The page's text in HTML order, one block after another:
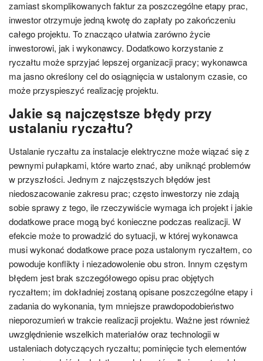
zamiast skomplikowanych faktur za poszczególne etapy prac,
inwestor otrzymuje jedną kwotę do zapłaty po zakończeniu
całego projektu. To znacząco ułatwia zarówno życie
inwestorowi, jak i wykonawcy. Dodatkowo korzystanie z
ryczałtu może sprzyjać lepszej organizacji pracy; wykonawca
ma jasno określony cel do osiągnięcia w ustalonym czasie, co
może przyspieszyć realizację projektu.
Jakie są najczęstsze błędy przy
ustalaniu ryczałtu?
Ustalanie ryczałtu za instalacje elektryczne może wiązać się z
pewnymi pułapkami, które warto znać, aby uniknąć problemów
w przyszłości. Jednym z najczęstszych błędów jest
niedoszacowanie zakresu prac; często inwestorzy nie zdają
sobie sprawy z tego, ile rzeczywiście wymaga ich projekt i jakie
dodatkowe prace mogą być konieczne podczas realizacji. W
efekcie może to prowadzić do sytuacji, w której wykonawca
musi wykonać dodatkowe prace poza ustalonym ryczałtem, co
powoduje konflikty i niezadowolenie obu stron. Innym częstym
błędem jest brak szczegółowego opisu prac objętych
ryczałtem; im dokładniej zostaną opisane poszczególne etapy i
zadania do wykonania, tym mniejsze prawdopodobieństwo
nieporozumień w trakcie realizacji projektu. Ważne jest również
uwzględnienie wszelkich materiałów oraz technologii w
ustaleniach dotyczących ryczałtu; pominięcie tych elementów